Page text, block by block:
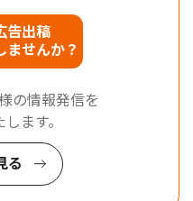
告出稿
ませんか？
の情報発信を
ます。
る